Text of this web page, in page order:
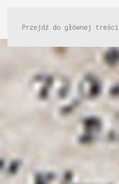
Przejdź do głównej treści